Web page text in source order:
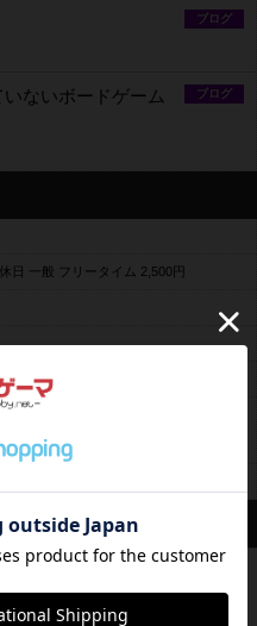
ブログ
ブログ
ないボードゲーム
日 一般 フリータイム 2,500円
らせは主にインスタグラムのアカウント
boardgamecafehangout/
hang out 店長
遊べるカフェ 地域の子供や家族で